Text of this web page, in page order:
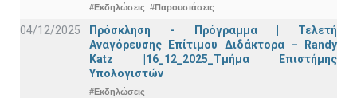
#Εκδηλώσεις #Παρουσιάσεις
04/12/2025
Πρόσκληση - Πρόγραμμα | Τελετή
Αναγόρευσης Επίτιμου Διδάκτορα – Randy
Katz |16_12_2025_Τμήμα Επιστήμης
Υπολογιστών
#Εκδηλώσεις